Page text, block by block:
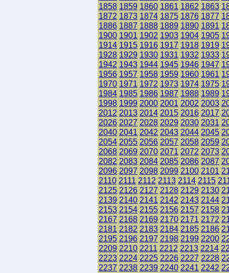
1858 1859 1860 1861 1862 1863
1872 1873 1874 1875 1876 1877
1886 1887 1888 1889 1890 1891
1900 1901 1902 1903 1904 1905
1914 1915 1916 1917 1918 1919
1928 1929 1930 1931 1932 1933
1942 1943 1944 1945 1946 1947
1956 1957 1958 1959 1960 1961
1970 1971 1972 1973 1974 1975
1984 1985 1986 1987 1988 1989
1998 1999 2000 2001 2002 2003
2012 2013 2014 2015 2016 2017
2026 2027 2028 2029 2030 2031
2040 2041 2042 2043 2044 2045
2054 2055 2056 2057 2058 2059
2068 2069 2070 2071 2072 2073
2082 2083 2084 2085 2086 2087
2096 2097 2098 2099 2100 2101
2110 2111 2112 2113 2114 2115
2125 2126 2127 2128 2129 2130
2139 2140 2141 2142 2143 2144
2153 2154 2155 2156 2157 2158
2167 2168 2169 2170 2171 2172
2181 2182 2183 2184 2185 2186
2195 2196 2197 2198 2199 2200
2209 2210 2211 2212 2213 2214
2223 2224 2225 2226 2227 2228
2237 2238 2239 2240 2241 2242